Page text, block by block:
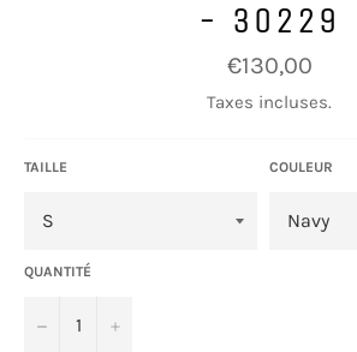
- 30229
Prix
régulier
€130,00
Taxes incluses.
TAILLE COULEUR
QUANTITÉ
− +